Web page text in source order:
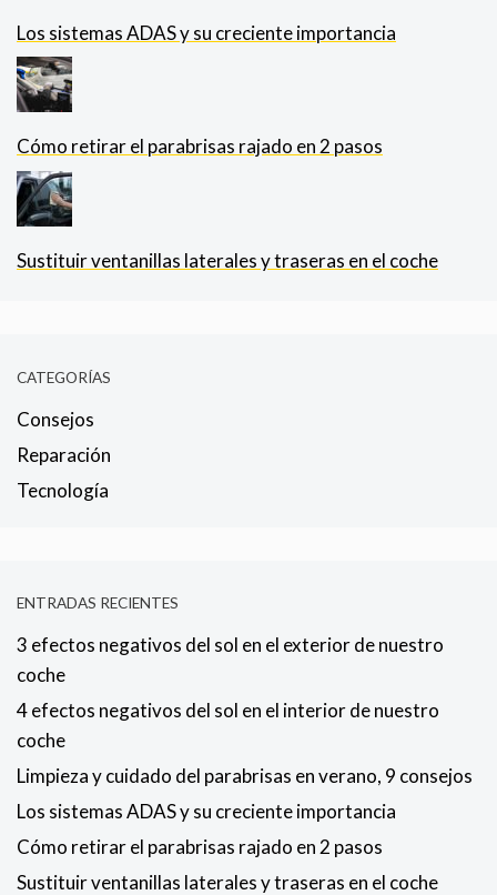
Los sistemas ADAS y su creciente importancia
Cómo retirar el parabrisas rajado en 2 pasos
Sustituir ventanillas laterales y traseras en el coche
CATEGORÍAS
Consejos
Reparación
Tecnología
ENTRADAS RECIENTES
3 efectos negativos del sol en el exterior de nuestro
coche
4 efectos negativos del sol en el interior de nuestro
coche
Limpieza y cuidado del parabrisas en verano, 9 consejos
Los sistemas ADAS y su creciente importancia
Cómo retirar el parabrisas rajado en 2 pasos
Sustituir ventanillas laterales y traseras en el coche